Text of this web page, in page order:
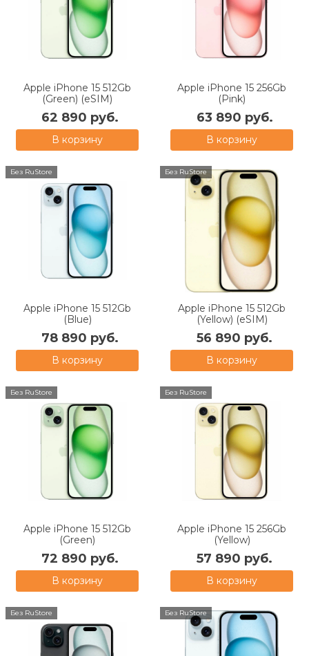
Apple iPhone 15 512Gb
(Green) (eSIM)
62 890 руб.
В корзину
Apple iPhone 15 256Gb
(Pink)
63 890 руб.
В корзину
Без RuStore
Apple iPhone 15 512Gb
(Blue)
78 890 руб.
В корзину
Без RuStore
Apple iPhone 15 512Gb
(Yellow) (eSIM)
56 890 руб.
В корзину
Без RuStore
Apple iPhone 15 512Gb
(Green)
72 890 руб.
В корзину
Без RuStore
Apple iPhone 15 256Gb
(Yellow)
57 890 руб.
В корзину
Без RuStore Без RuStore